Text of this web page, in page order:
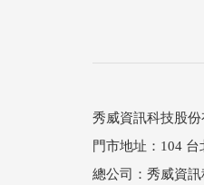
秀威資訊科技股
門市地址：104
總公司：秀威資